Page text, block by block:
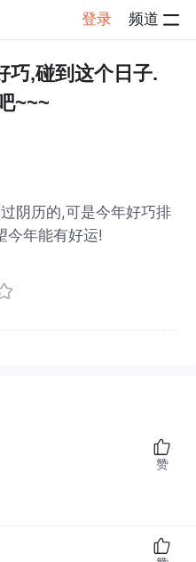
登录 频道
情
巧,碰到这个日子.
~~~
阴历的,可是今年好巧排
今年能有好运!
赞